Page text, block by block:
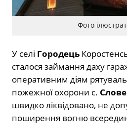
Фото
У селі Городець
сталося займання даху
оперативним діям
пожежної охорони с.
швидко ліквідовано, не
поширення вогню